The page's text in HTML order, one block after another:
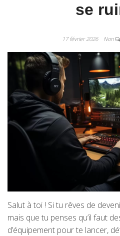
se
17 février 2026 Non
Salut à toi ! Si tu rêves de
mais que tu penses qu’il faut
d’équipement pour te lancer,